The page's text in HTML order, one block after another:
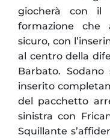
giocherà con il
formazione che
sicuro, con
al centro della
Barbato. Sodano
inserito
del pacchetto
sinistra con
Squillante